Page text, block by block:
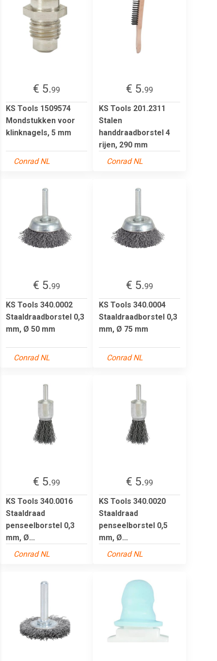
€ 5.99
KS Tools 1509574
Mondstukken voor
klinknagels, 5 mm
Conrad NL
€ 5.99
KS Tools 201.2311
Stalen
handdraadborstel 4
rijen, 290 mm
Conrad NL
€ 5.99
KS Tools 340.0002
Staaldraadborstel 0,3
mm, Ø 50 mm
Conrad NL
€ 5.99
KS Tools 340.0004
Staaldraadborstel 0,3
mm, Ø 75 mm
Conrad NL
€ 5.99
KS Tools 340.0016
Staaldraad
penseelborstel 0,3
mm, Ø...
Conrad NL
€ 5.99
KS Tools 340.0020
Staaldraad
penseelborstel 0,5
mm, Ø...
Conrad NL